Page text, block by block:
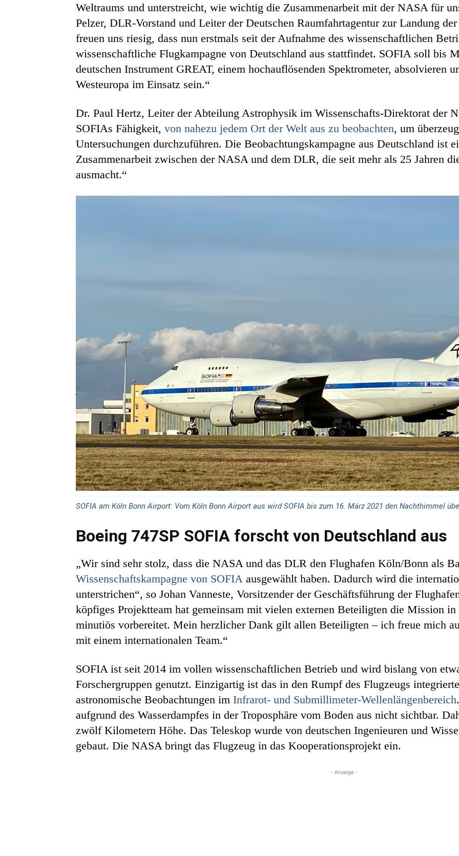
Weltraums und unterstreicht, wie wichtig die Zusammenarbeit mit der NASA für
Pelzer, DLR-Vorstand und Leiter der Deutschen Raumfahrtagentur zur Landung
freuen uns riesig, dass nun erstmals seit der Aufnahme des wissenschaftlichen
wissenschaftliche Flugkampagne von Deutschland aus stattfindet. SOFIA soll bis
deutschen Instrument GREAT, einem hochauflösenden Spektrometer, absolvieren
Westeuropa im Einsatz sein.“
Dr. Paul Hertz, Leiter der Abteilung Astrophysik im Wissenschafts-Direktorat der
SOFIAs Fähigkeit, von nahezu jedem Ort der Welt aus zu beobachten, um
Untersuchungen durchzuführen. Die Beobachtungskampagne aus Deutschland ist
Zusammenarbeit zwischen der NASA und dem DLR, die seit mehr als 25 Jahren
ausmacht.“
SOFIA am Köln Bonn Airport: Vom Köln Bonn Airport aus wird SOFIA bis zum 16. März 2021 den Nachthimmel
Boeing 747SP SOFIA forscht von Deutschland aus
„Wir sind sehr stolz, dass die NASA und das DLR den Flughafen Köln/Bonn als
Wissenschaftskampagne von SOFIA ausgewählt haben. Dadurch wird die
unterstrichen“, so Johan Vanneste, Vorsitzender der Geschäftsführung der
köpfiges Projektteam hat gemeinsam mit vielen externen Beteiligten die Mission
minutiös vorbereitet. Mein herzlicher Dank gilt allen Beteiligten – ich freue mich
mit einem internationalen Team.“
SOFIA ist seit 2014 im vollen wissenschaftlichen Betrieb und wird bislang von
Forschergruppen genutzt. Einzigartig ist das in den Rumpf des Flugzeugs
astronomische Beobachtungen im Infrarot- und Submillimeter-Wellenlängenbereich
aufgrund des Wasserdampfes in der Troposphäre vom Boden aus nicht sichtbar.
zwölf Kilometern Höhe. Das Teleskop wurde von deutschen Ingenieuren und
gebaut. Die NASA bringt das Flugzeug in das Kooperationsprojekt ein.
- Anzeige -